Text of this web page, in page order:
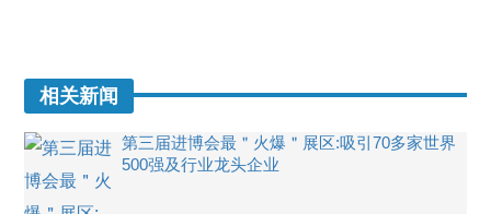
相关新闻
第三届进博会最＂火爆＂展区:吸引70多家世界
500强及行业龙头企业